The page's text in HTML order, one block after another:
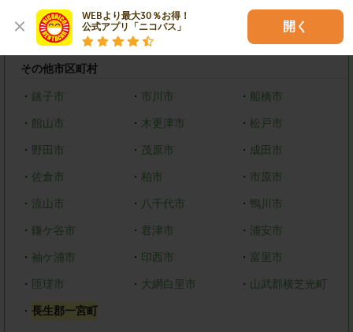
WEBより最大30％お得！
公式アプリ「ニコパス」
開く
中央区 稲毛区
・ 若葉区 ・緑区
その他市区町村
・ 銚子市 ・ 市川市 ・ 船橋市
・ 館山市 ・ 木更津市 ・松戸市
・ 野田市 ・ 茂原市 ・ 成田市
・ 佐倉市 ・ 柏市 ・ 市原市
・ 流山市 ・ 八千代市 ・ 鴨川市
・ 鎌ケ谷市 ・ 君津市 ・ 浦安市
・ 袖ケ浦市 ・ 印西市 ・ 富里市
・ 匝瑳市 ・ 大網白里市 ・ 山武郡横芝光町
・ 長生郡一宮町